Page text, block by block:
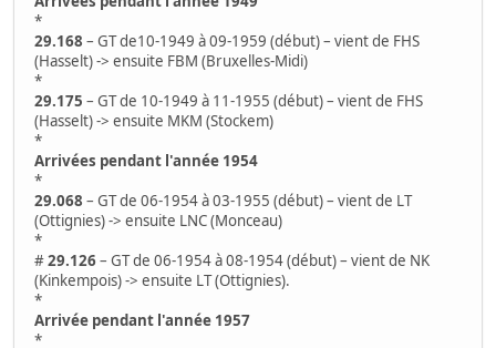
*
29.168 – GT de10-1949 à 09-1959 (début) – vient de FHS
(Hasselt) -> ensuite FBM (Bruxelles-Midi)
*
29.175 – GT de 10-1949 à 11-1955 (début) – vient de FHS
(Hasselt) -> ensuite MKM (Stockem)
*
Arrivées pendant l'année 1954
*
29.068 – GT de 06-1954 à 03-1955 (début) – vient de LT
(Ottignies) -> ensuite LNC (Monceau)
*
#29.126– GT de 06-1954 à 08-1954 (début) – vient de NK
(Kinkempois) -> ensuite LT (Ottignies).
*
Arrivée pendant l'année 1957
*